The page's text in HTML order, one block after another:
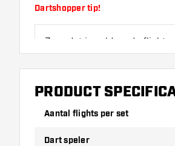
Dartshopper tip!
Zorg dat je voldoende flights
slijten of kapot gaan door
Probeer eens een andere
PRODUCT
Aantal flights per set
Dart speler